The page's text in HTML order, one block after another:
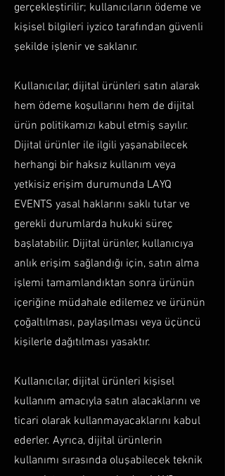
gerçekleştirilir; kullanıcıların ödeme ve
kişisel bilgileri iyzico tarafından güvenli
şekilde işlenir ve saklanır.
Kullanıcılar, dijital ürünleri satın alarak
hem ödeme koşullarını hem de dijital
ürün politikamızı kabul etmiş sayılır.
Dijital ürünler ile ilgili yaşanabilecek
herhangi bir haksız kullanım veya
yetkisiz erişim durumunda LAYQ
EVENTS yasal haklarını saklı tutar ve
gerekli durumlarda hukuki süreç
başlatabilir. Dijital ürünler, kullanıcıya
anlık erişim sağlandığı için, satın alma
işlemi tamamlandıktan sonra ürünün
içeriğine müdahale edilemez ve ürünün
çoğaltılması, paylaşılması veya üçüncü
kişilerle dağıtılması yasaktır.
Kullanıcılar, dijital ürünleri kişisel
kullanım amacıyla satın alacaklarını ve
ticari olarak kullanmayacaklarını kabul
ederler. Ayrıca, dijital ürünlerin
kullanımı sırasında oluşabilecek teknik